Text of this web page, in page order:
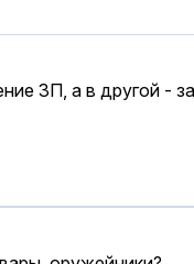
ЗП, а в другой -